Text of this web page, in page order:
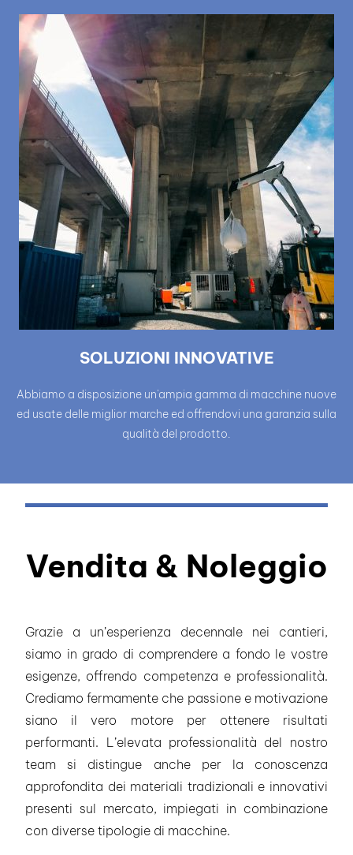
SOLUZIONI INNOVATIVE
Abbiamo a disposizione un'ampia gamma di macchine nuove
ed usate delle miglior marche ed offrendovi una garanzia sulla
qualità del prodotto.
Vendita & Noleggio
Grazie a un’esperienza decennale nei cantieri,
siamo in grado di comprendere a fondo le vostre
esigenze, offrendo competenza e professionalità.
Crediamo fermamente che passione e motivazione
siano il vero motore per ottenere risultati
performanti. L’elevata professionalità del nostro
team si distingue anche per la conoscenza
approfondita dei materiali tradizionali e innovativi
presenti sul mercato, impiegati in combinazione
con diverse tipologie di macchine.